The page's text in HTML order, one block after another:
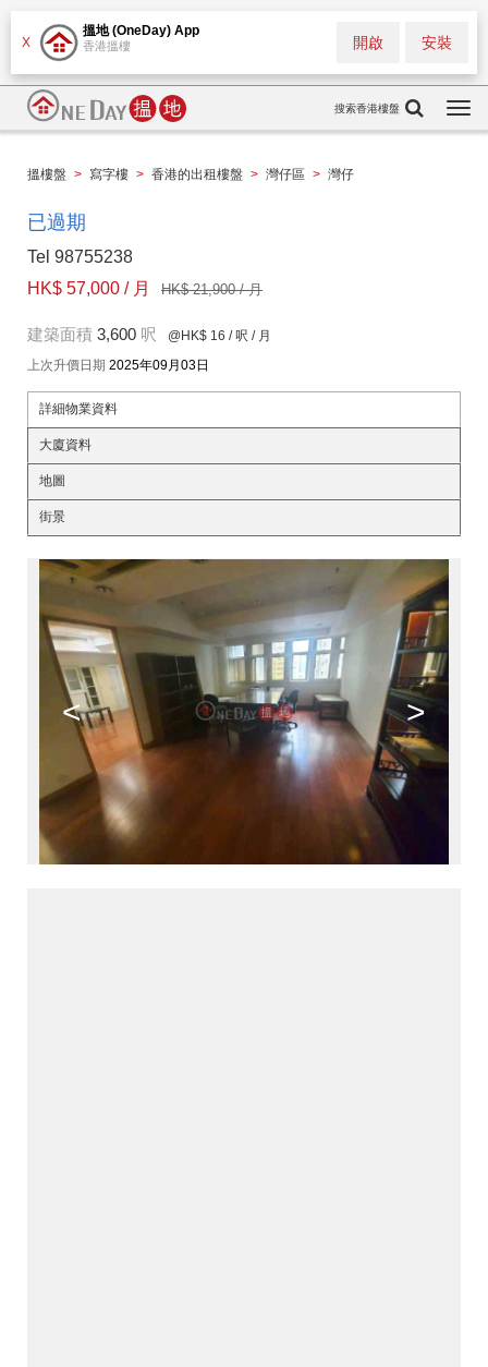
X
搵地 (OneDay) App
香港搵樓 安裝
開啟
搜索香港樓盤
搵樓盤 > 寫字樓 > 香港的出租樓盤 > 灣仔區 > 灣仔
已過期
Tel 98755238
HK$ 57,000 / 月
HK$ 21,900 / 月
建築面積 3,600 呎 @HK$ 16 / 呎 / 月
上次升價日期 2025年09月03日
詳細物業資料
大廈資料
地圖
街景
< >